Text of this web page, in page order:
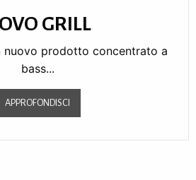
GRILL
nuovo prodotto concentrato a
bass...
APPROFONDISCI